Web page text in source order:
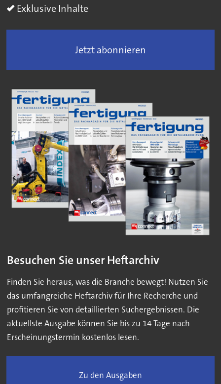
Exklusive Inhalte
Jetzt abonnieren
Besuchen Sie unser Heftarchiv
Finden Sie heraus, was die Branche bewegt! Nutzen Sie
das umfangreiche Heftarchiv für Ihre Recherche und
profitieren Sie von detaillierten Suchergebnissen. Die
aktuellste Ausgabe können Sie bis zu 14 Tage nach
Erscheinungstermin kostenlos lesen.
Zu den Ausgaben